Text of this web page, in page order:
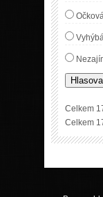
Celkem
Celkem